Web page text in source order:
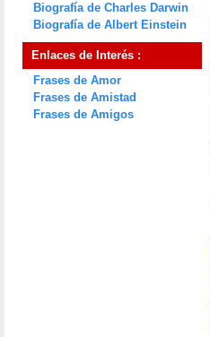
Biografía de Charles Darwin
Biografía de Albert Einstein
Enlaces de Interés :
Frases de Amor
Frases de Amistad
Frases de Amigos